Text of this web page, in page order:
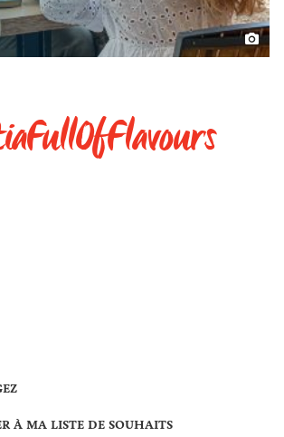
À MA LISTE DE SOUHAITS